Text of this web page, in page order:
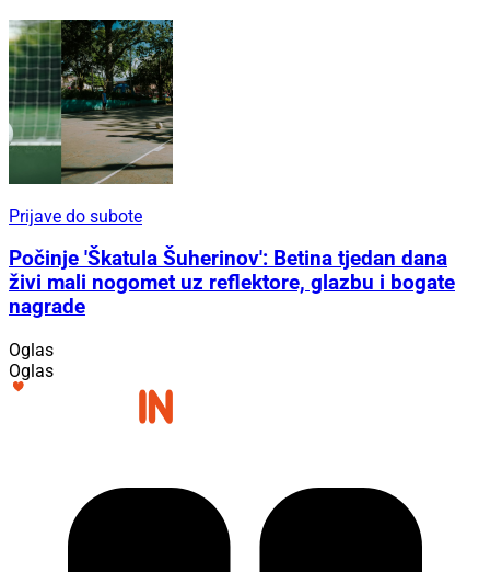
Prijave do subote
Počinje 'Škatula Šuherinov': Betina tjedan dana
živi mali nogomet uz reflektore, glazbu i bogate
nagrade
Oglas
Oglas